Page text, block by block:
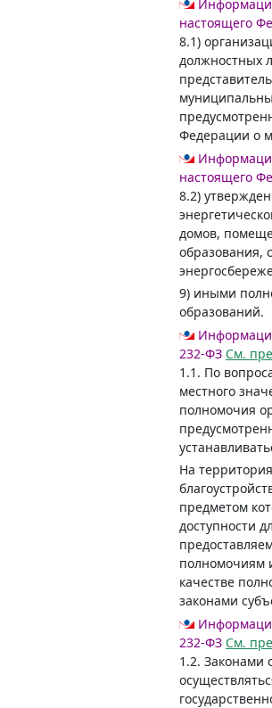
настоящего
8.1)
должностных
Федерации о
настоящего
8.2)
домов,
образования,
9) иными
образований.
232-ФЗ См.
1.1. По
местного
полномочия
На
предметом
доступности
полномочиям
качестве
законами
232-ФЗ См.
1.2. Законами